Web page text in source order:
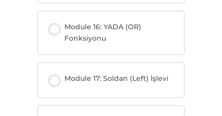
Module 16: YADA (OR)
Fonksiyonu
Module 17: Soldan (Left) İşlevi